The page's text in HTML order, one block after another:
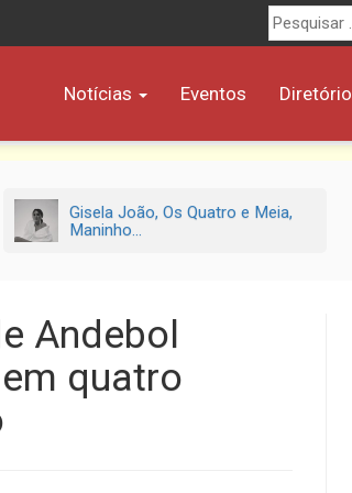
Procurar
por:
Notícias Eventos Diretório
Gisela João, Os Quatro e Meia,
Maninho...
Andebol
quatro